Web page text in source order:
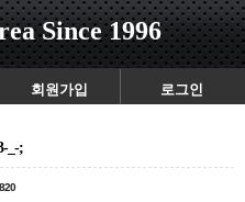
Since 1996
회원가입 로그인
_-;